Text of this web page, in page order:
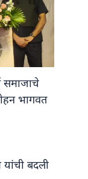
समाजाचे
भागवत
बदली